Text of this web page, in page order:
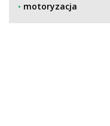
motoryzacja